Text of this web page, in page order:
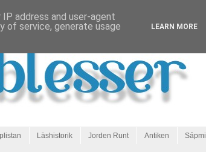
Läshistorik Jorden Runt Antiken Sápmi
address and user-agent
of service, generate usage
LEARN MORE